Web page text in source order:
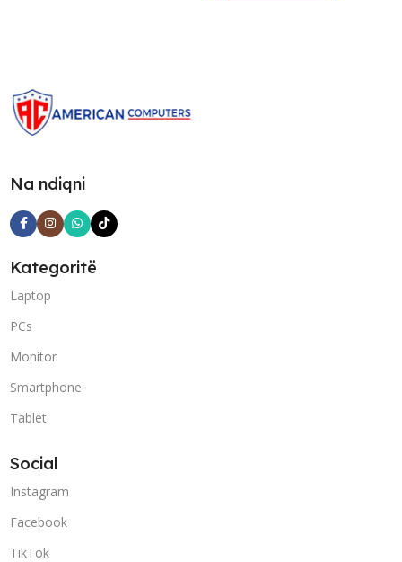
Na ndiqni
Kategoritë
Laptop
PCs
Monitor
Smartphone
Tablet
Social
Instagram
Facebook
TikTok